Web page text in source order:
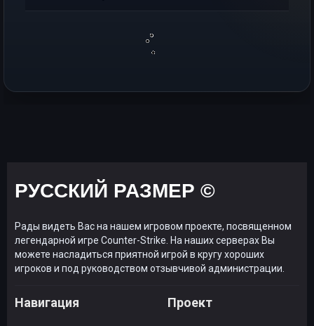
РУССКИЙ РАЗМЕР ©
Рады видеть Вас на нашем игровом проекте, посвященном
легендарной игре Counter-Strike. На наших серверах Вы
можете насладиться приятной игрой в кругу хороших
игроков и под руководством отзывчивой администрации.
Навигация Проект